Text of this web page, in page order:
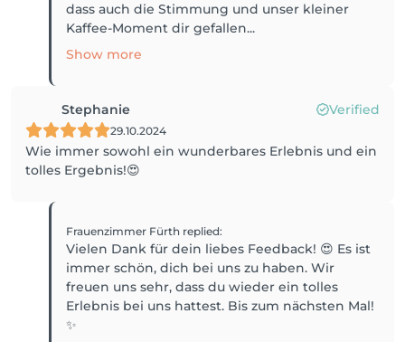
dass auch die Stimmung und unser kleiner
Kaffee-Moment dir gefallen...
Show more
Stephanie Verified
29.10.2024
Wie immer sowohl ein wunderbares Erlebnis und ein
tolles Ergebnis!😍
Frauenzimmer Fürth replied:
Vielen Dank für dein liebes Feedback! 😍 Es ist
immer schön, dich bei uns zu haben. Wir
freuen uns sehr, dass du wieder ein tolles
Erlebnis bei uns hattest. Bis zum nächsten Mal!
✨